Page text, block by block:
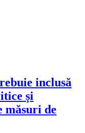
inclusă
și
măsuri de